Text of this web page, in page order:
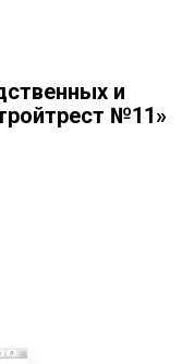
и
№11»